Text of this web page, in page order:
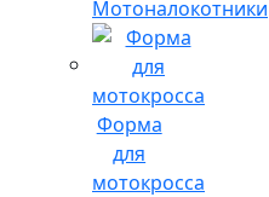
Мотоналокотники
Форма
для
мотокросса